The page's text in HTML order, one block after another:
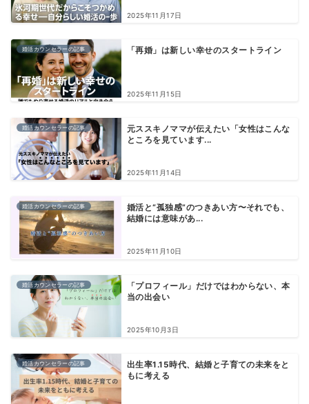
2025年11月17日
婚活カウンセラーの記事 「再婚」は新しい幸せのスタートライン
2025年11月15日
婚活カウンセラーの記事
元ススキノママが伝えたい「女性はこんな
ところを見ています...
2025年11月14日
婚活カウンセラーの記事
婚活と“孤独感”のつきあい方〜それでも、
結婚には意味があ...
2025年11月10日
婚活カウンセラーの記事
「プロフィール」だけではわからない、本
当の出会い
2025年10月3日
婚活カウンセラーの記事
出生率1.15時代、結婚と子育ての未来をと
もに考える